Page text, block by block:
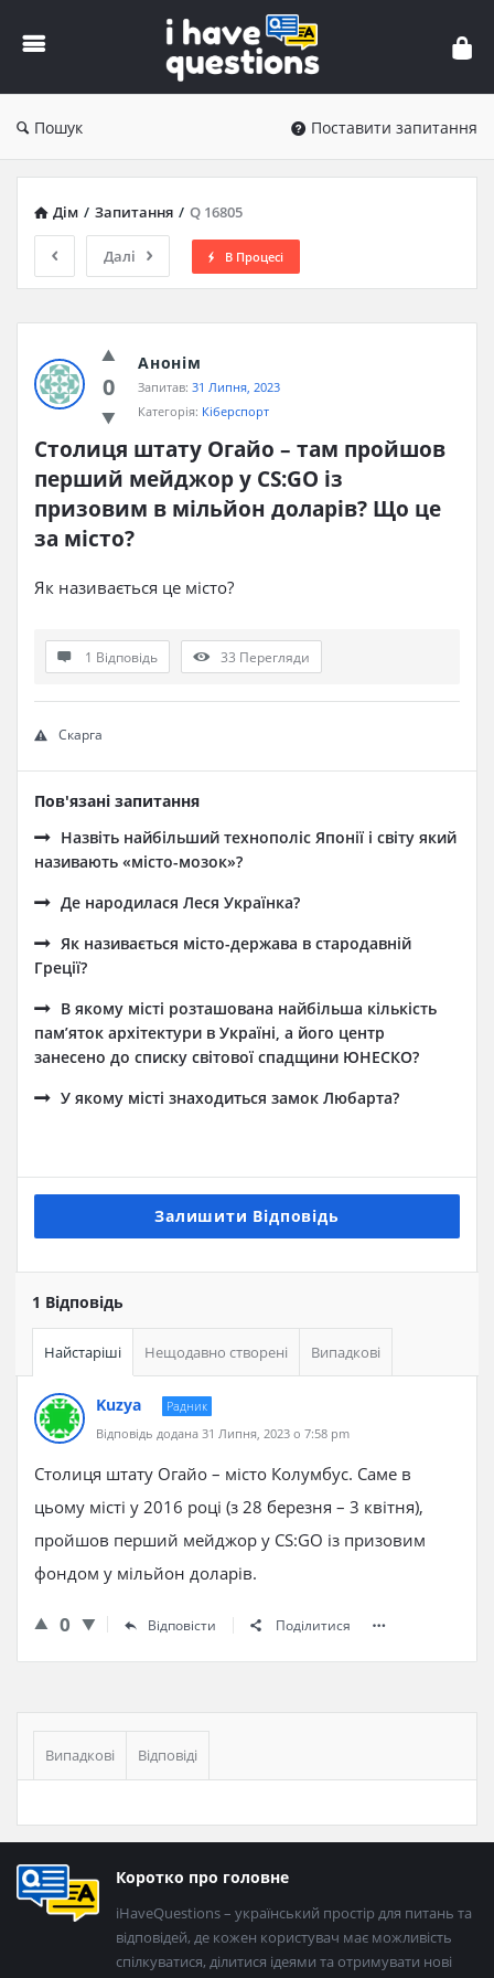
iHaveQuestions
Пошук Поставити запитання
Дім / Запитання / Q 16805
Далі В Процесі
0
Анонім
Запитав: 31 Липня, 2023
Категорія: Кіберспорт
Столиця штату Огайо – там пройшов
перший мейджор у CS:GO із
призовим в мільйон доларів? Що це
за місто?
Як називається це місто?
1 Відповідь 33 Перегляди
Скарга
Пов'язані запитання
Назвіть найбільший технополіс Японії і світу який
називають «місто-мозок»?
Де народилася Леся Українка?
Як називається місто-держава в стародавній
Греції?
В якому місті розташована найбільша кількість
памʼяток архітектури в Україні, а його центр
занесено до списку світової спадщини ЮНЕСКО?
У якому місті знаходиться замок Любарта?
Залишити Відповідь
1 Відповідь
Найстаріші Нещодавно створені Випадкові
Kuzya
Радник
Відповідь додана 31 Липня, 2023 о 7:58 pm
Столиця штату Огайо – місто Колумбус. Саме в
цьому місті у 2016 році (з 28 березня – 3 квітня),
пройшов перший мейджор у CS:GO із призовим
фондом у мільйон доларів.
0 Відповісти Поділитися
Бічна
панель
Випадкові Відповіді
Нижній
колонтитул
Коротко про головне
iHaveQuestions – український простір для питань та
відповідей, де кожен користувач має можливість
спілкуватися, ділитися ідеями та отримувати нові